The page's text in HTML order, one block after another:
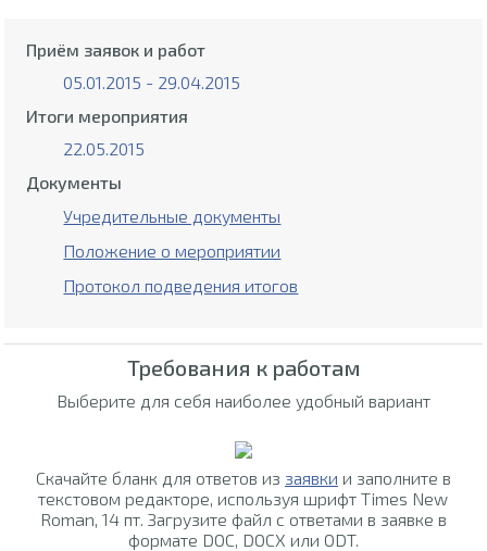
Приём заявок и работ
05.01.2015 - 29.04.2015
Итоги мероприятия
22.05.2015
Документы
Учредительные документы
Положение о мероприятии
Протокол подведения итогов
Требования к работам
Выберите для себя наиболее удобный вариант
Скачайте бланк для ответов из заявки и заполните в
текстовом редакторе, используя шрифт Times New
Roman, 14 пт. Загрузите файл с ответами в заявке в
формате DOC, DOCX или ODT.